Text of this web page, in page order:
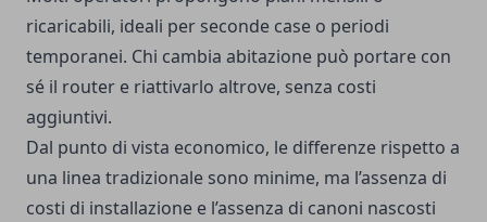
ricaricabili, ideali per seconde case o periodi
temporanei. Chi cambia abitazione può portare con
sé il router e riattivarlo altrove, senza costi
aggiuntivi.
Dal punto di vista economico, le differenze rispetto a
una linea tradizionale sono minime, ma l’assenza di
costi di installazione e l’assenza di canoni nascosti